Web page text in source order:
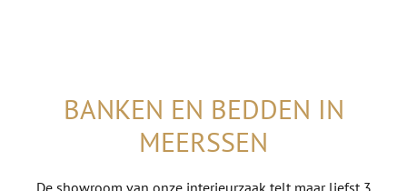
BANKEN EN BEDDEN IN
MEERSSEN